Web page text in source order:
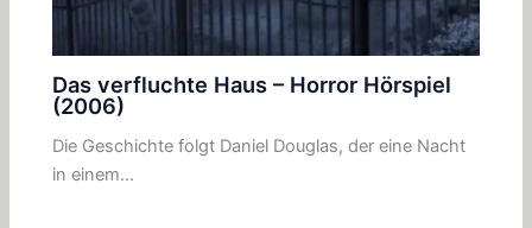
Das verfluchte Haus – Horror Hörspiel
(2006)
Die Geschichte folgt Daniel Douglas, der eine Nacht
in einem…